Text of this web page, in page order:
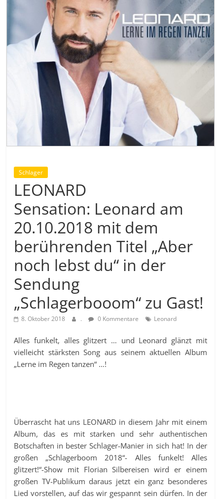
Schlager
LEONARD
Sensation: Leonard am
20.10.2018 mit dem
berührenden Titel „Aber
noch lebst du“ in der
Sendung
„Schlagerbooom“ zu Gast!
8. Oktober 2018 . 0 Kommentare Leonard
Alles funkelt, alles glitzert … und Leonard glänzt mit
vielleicht stärksten Song aus seinem aktuellen Album
„Lerne im Regen tanzen“ …!
Überrascht hat uns LEONARD in diesem Jahr mit einem
Album, das es mit starken und sehr authentischen
Botschaften in bester Schlager-Manier in sich hat! In der
großen „Schlagerboom 2018“- Alles funkelt! Alles
glitzert!“-Show mit Florian Silbereisen wird er einem
großen TV-Publikum daraus jetzt ein ganz besonderes
Lied vorstellen, auf das wir gespannt sein dürfen. In der